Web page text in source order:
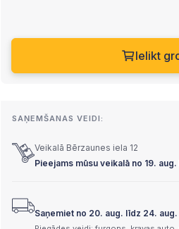
Ielikt
SAŅEMŠANAS VEIDI:
Veikalā Bērzaunes iela 12
Pieejams mūsu veikalā no 19.
Saņemiet no 20. aug. līdz 24. aug.